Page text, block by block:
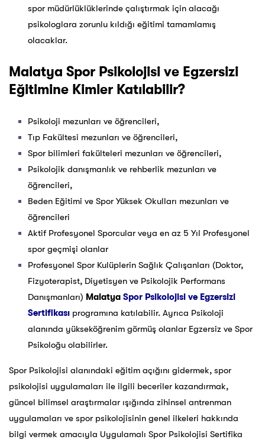
spor müdürlüklüklerinde çalıştırmak için alacağı
psikologlara zorunlu kıldığı eğitimi tamamlamış
olacaklar.
Malatya Spor Psikolojisi ve Egzersizi
Eğitimine Kimler Katılabilir?
Psikoloji mezunları ve öğrencileri,
Tıp Fakültesi mezunları ve öğrencileri,
Spor bilimleri fakülteleri mezunları ve öğrencileri,
Psikolojik danışmanlık ve rehberlik mezunları ve
öğrencileri,
Beden Eğitimi ve Spor Yüksek Okulları mezunları ve
öğrencileri
Aktif Profesyonel Sporcular veya en az 5 Yıl Profesyonel
spor geçmişi olanlar
Profesyonel Spor Kulüplerin Sağlık Çalışanları (Doktor,
Fizyoterapist, Diyetisyen ve Psikolojik Performans
Danışmanları) Malatya Spor Psikolojisi ve Egzersizi
Sertifikası programına katılabilir. Ayrıca Psikoloji
alanında yükseköğrenim görmüş olanlar Egzersiz ve Spor
Psikoloğu olabilirler.
Spor Psikolojisi alanındaki eğitim açığını gidermek, spor
psikolojisi uygulamaları ile ilgili beceriler kazandırmak,
güncel bilimsel araştırmalar ışığında zihinsel antrenman
uygulamaları ve spor psikolojisinin genel ilkeleri hakkında
bilgi vermek amacıyla Uygulamalı Spor Psikolojisi Sertifika